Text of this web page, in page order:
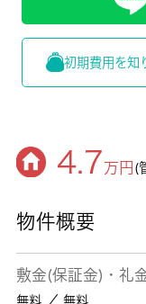
初期費用を知
4.7万円 (
物件概要
敷金(保証金)・礼
無料 ／ 無料